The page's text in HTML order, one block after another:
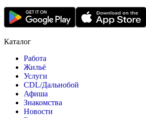
Каталог
Работа
Жильё
Услуги
CDL/Дальнобой
Афиша
Знакомства
Новости